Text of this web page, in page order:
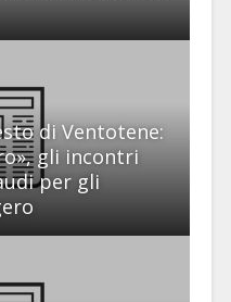
di Ventotene:
gli incontri
per gli